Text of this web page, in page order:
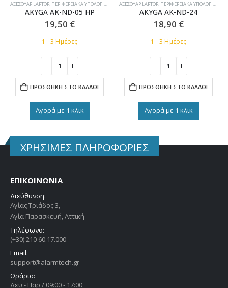
ΤΣΆΝΤΕΣ LAPTOP
ΑΞΕΣΟΥΆΡ LAPTOP, ΠΕΡΙΦΕΡΕΙΑΚΆ ΥΠΟΛΟΓΙΣΤΏΝ ΤΡΟΦΟΔΟΤΙΚΆ LAPTOP ΣΥΜΒΑΤΆ
AKYGA AK-ND-05 HP
19,50 €
1 - 3 Ημέρες
ΠΡΟΣΘΉΚΗ ΣΤΟ ΚΑΛΆΘΙ
Αγορά με 1 κλικ
ΑΞΕΣΟΥΆΡ LAPTOP, ΠΕΡΙΦΕΡΕΙΑΚΆ ΥΠΟΛΟΓΙΣΤΏΝ
AKYGA AK-ND-24
18,90 €
1 - 3 Ημέρες
ΠΡΟΣΘΉΚΗ ΣΤΟ ΚΑΛΆΘΙ
Αγορά με 1 κλικ
ΧΡΗΣΙΜΕΣ ΠΛΗΡΟΦΟΡΙΕΣ
ΕΠΙΚΟΙΝΩΝΙΑ
Διεύθυνση:
Αγίας Τριάδος 3,
Αγία Παρασκευή, Αττική
Τηλέφωνο:
(+30) 210 60.17.000
Email:
support@alarmtech.gr
Ωράριο:
Δευ - Παρ / 09:00 - 17:00